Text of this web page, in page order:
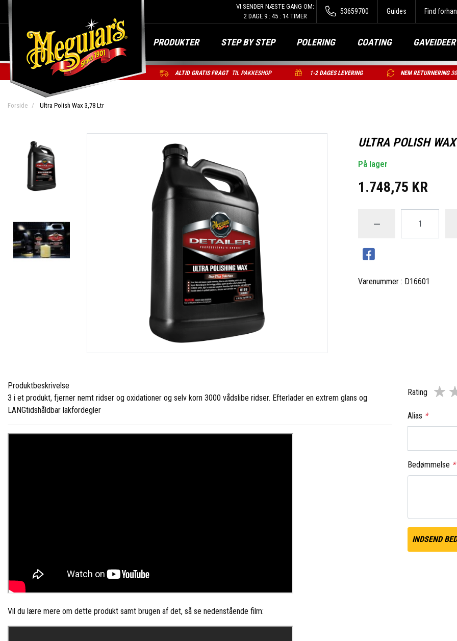
VI SENDER NÆSTE GANG OM:
2DAGE 9: 45: 13TIMER
53659700 Guides Find
PRODUKTER STEP BY STEP POLERING COATING GAVEIDEER
ALTID GRATIS FRAGT TIL PAKKESHOP 1-2 DAGES LEVERING NEM RETURNERING
Forside Ultra Polish Wax 3,78 Ltr
ULTRA POLISH
På lager
1.748,75 KR
Varenummer : D16601
Produktbeskrivelse
3 i et produkt, fjerner nemt ridser og oxidationer og selv korn 3000 vådslibe ridser. Efterlader en extrem glans og
LANGtidshåldbar lakfordegler
Vil du lære mere om dette produkt samt brugen af det, så se nedenstående film:
Rating
Alias *
Bedømmelse *
INDSEND